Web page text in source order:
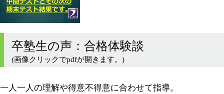
卒塾生の声：合格体験談
(画像クリックでpdfが開きます。)
一人一人の理解や得意不得意に合わせて指導。